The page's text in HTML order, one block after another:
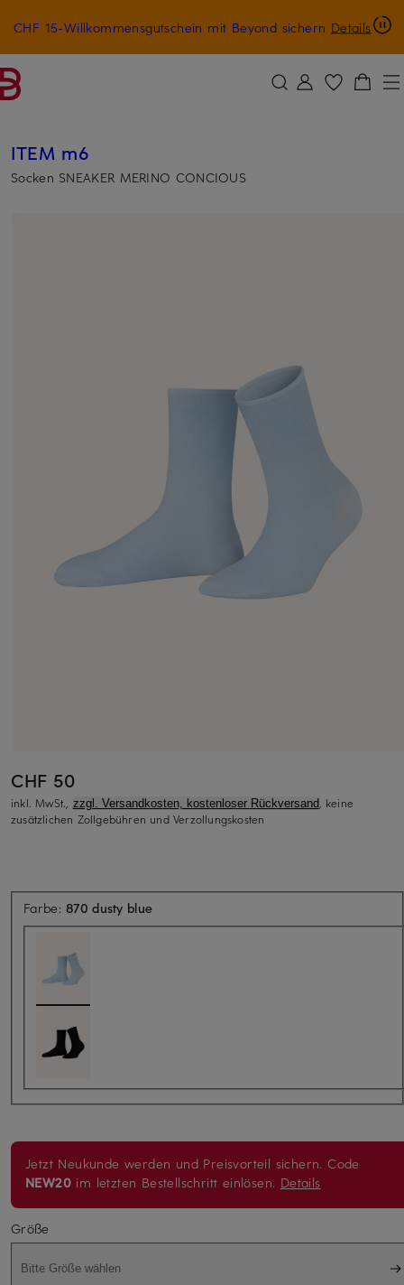
ZUM HAUPTINHALT ÜBERSPRINGEN ZUM SUCHFELD ÜBERSPRINGEN
CHF 15-Willkommensgutschein mit Beyond sichern Details
ITEM m6
Socken SNEAKER MERINO CONCIOUS
CHF 50
inkl. MwSt., zzgl. Versandkosten, kostenloser Rückversand, keine
zusätzlichen Zollgebühren und Verzollungskosten
Farbe:870 dusty blue
Jetzt Neukunde werden und Preisvorteil sichern. Code
NEW20 im letzten Bestellschritt einlösen. Details
Größe
Bitte Größe wählen